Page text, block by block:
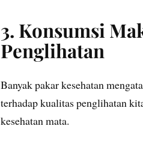
3. Konsumsi
Penglihatan
Banyak pakar kesehatan
terhadap kualitas penglihatan
kesehatan mata.